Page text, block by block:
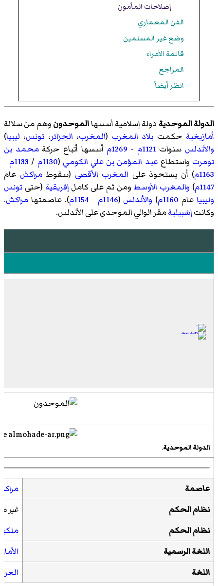
إصلاحات المأمون
الفن المعماري
وضع غير المسلمين
قائمة الأمراء
المراجع
انظر أيضاً
الدولة الموحدية دولة إسلامية أسسهاالموحدونوهم من سلالة
أمازيغية حكمت بلاد المغرب (المغرب، الجزائر، تونس، ليبيا)
والأندلس سنوات1121م - 1269م أسسها أتباع حركةمحمد بن
تومرت واستطاععبد المؤمن بن علي الكومي (1130م / 1133م
-
1163م ) أن يستحوذ على المغرب الأقصى (سقوطمراكش عام
1147م ) والمغرب الأوسط ومن ثم على كاملإفريقية (حتى تونس
وليبيا عام 1160م ) والأندلس (1146م -1154م ). عاصمتها مراكش.
وكانتإشبيليةمقر الوالي الموحدي على الأندلس.
الدولة الموحدية.
عاصمة
نظام الحكم
غير
نظام الحكم
اللغة الرسمية
اللغة